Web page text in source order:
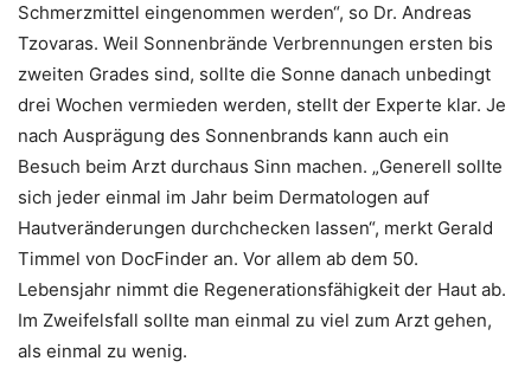
Schmerzmittel eingenommen werden“, so Dr. Andreas
Tzovaras. Weil Sonnenbrände Verbrennungen ersten bis
zweiten Grades sind, sollte die Sonne danach unbedingt
drei Wochen vermieden werden, stellt der Experte klar. Je
nach Ausprägung des Sonnenbrands kann auch ein
Besuch beim Arzt durchaus Sinn machen. „Generell sollte
sich jeder einmal im Jahr beim Dermatologen auf
Hautveränderungen durchchecken lassen“, merkt Gerald
Timmel von DocFinder an. Vor allem ab dem 50.
Lebensjahr nimmt die Regenerationsfähigkeit der Haut ab.
Im Zweifelsfall sollte man einmal zu viel zum Arzt gehen,
als einmal zu wenig.